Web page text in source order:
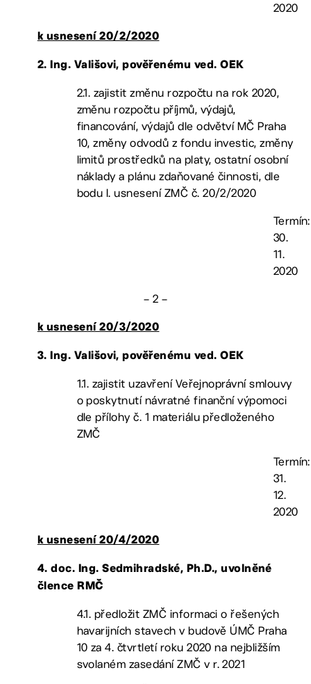
2020
k usnesení 20/2/2020
2. Ing. Vališovi, pověřenému ved. OEK
2.1. zajistit změnu rozpočtu na rok 2020,
změnu rozpočtu příjmů, výdajů,
financování, výdajů dle odvětví MČ Praha
10, změny odvodů z fondu investic, změny
limitů prostředků na platy, ostatní osobní
náklady a plánu zdaňované činnosti, dle
bodu I. usnesení ZMČ č. 20/2/2020
Termín:
30.
11.
2020
– 2 –
k usnesení 20/3/2020
3. Ing. Vališovi, pověřenému ved. OEK
1.1. zajistit uzavření Veřejnoprávní smlouvy
o poskytnutí návratné finanční výpomoci
dle přílohy č. 1 materiálu předloženého
ZMČ
Termín:
31.
12.
2020
k usnesení 20/4/2020
4. doc. Ing. Sedmihradské, Ph.D., uvolněné
člence RMČ
4.1. předložit ZMČ informaci o řešených
havarijních stavech v budově ÚMČ Praha
10 za 4. čtvrtletí roku 2020 na nejbližším
svolaném zasedání ZMČ v r. 2021